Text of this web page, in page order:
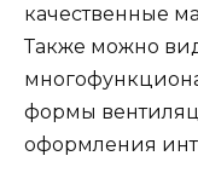
качественные
Также можно
формы
оформления